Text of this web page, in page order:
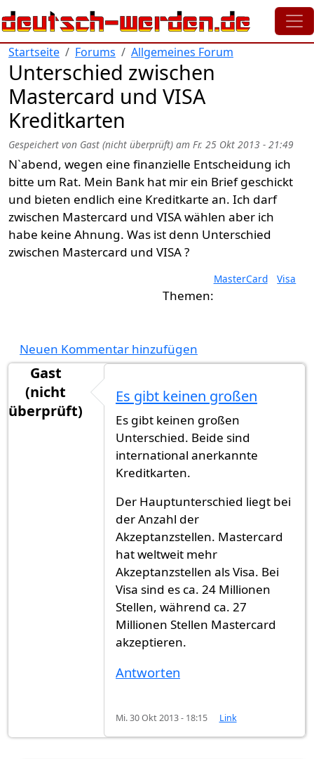
Direkt zum Inhalt
Startseite Forums Allgemeines Forum
Unterschied zwischen
Mastercard und VISA
Kreditkarten
Gespeichert von Gast (nicht überprüft) am Fr. 25 Okt 2013 - 21:49
N`abend, wegen eine finanzielle Entscheidung ich
bitte um Rat. Mein Bank hat mir ein Brief geschickt
und bieten endlich eine Kreditkarte an. Ich darf
zwischen Mastercard und VISA wählen aber ich
habe keine Ahnung. Was ist denn Unterschied
zwischen Mastercard und VISA ?
MasterCard Visa
Neuen Kommentar hinzufügen
Gast
(nicht
überprüft)
Es gibt keinen großen
Es gibt keinen großen
Unterschied. Beide sind
international anerkannte
Kreditkarten.
Der Hauptunterschied liegt bei
der Anzahl der
Akzeptanzstellen. Mastercard
hat weltweit mehr
Akzeptanzstellen als Visa. Bei
Visa sind es ca. 24 Millionen
Stellen, während ca. 27
Millionen Stellen Mastercard
akzeptieren.
Antworten
Mi. 30 Okt 2013 - 18:15 Link